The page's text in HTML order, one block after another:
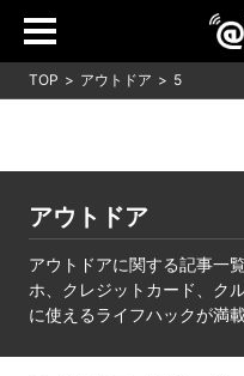
TOP アウトドア 5
アウトドア
アウトドアに関する記事一
ホ、クレジットカード、ク
に使えるライフハックが満載